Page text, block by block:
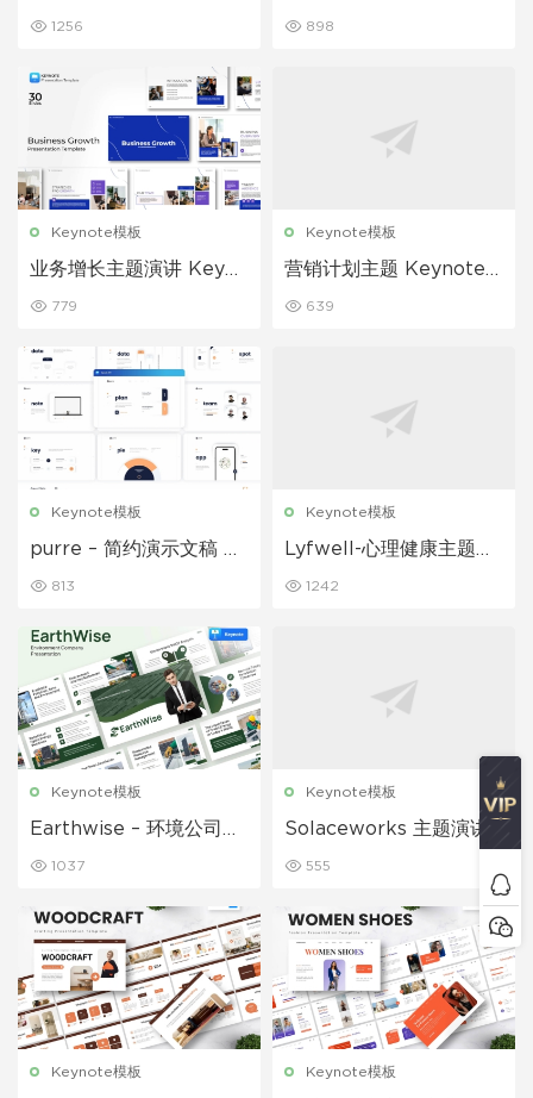
1256 898
Keynote模板
业务增长主题演讲 Keyno
779
Keynote模板
营销计划主题 Keynote
639
Keynote模板
purre – 简约演示文稿 K
813
Keynote模板
Lyfwell-心理健康主题演
1242
Keynote模板
Earthwise – 环境公司主
1037
Keynote模板
Solaceworks 主题演讲
555
Keynote模板 Keynote模板